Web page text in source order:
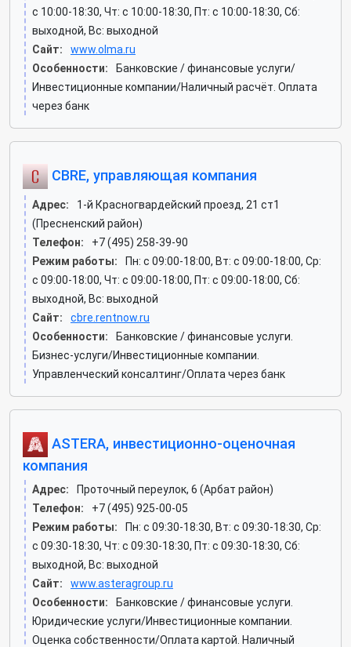
c 10:00-18:30, Чт: c 10:00-18:30, Пт: c 10:00-18:30, Сб:
выходной, Вс: выходной
Сайт:
www.olma.ru
Особенности:
Банковские / финансовые услуги/
Инвестиционные компании/Наличный расчёт. Оплата
через банк
CBRE, управляющая компания
Адрес:
1-й Красногвардейский проезд, 21 ст1
(Пресненский район)
Телефон:
+7 (495) 258-39-90
Режим работы:
Пн: c 09:00-18:00, Вт: c 09:00-18:00, Ср:
c 09:00-18:00, Чт: c 09:00-18:00, Пт: c 09:00-18:00, Сб:
выходной, Вс: выходной
Сайт:
cbre.rentnow.ru
Особенности:
Банковские / финансовые услуги.
Бизнес-услуги/Инвестиционные компании.
Управленческий консалтинг/Оплата через банк
ASTERA, инвестиционно-оценочная
компания
Адрес:
Проточный переулок, 6 (Арбат район)
Телефон:
+7 (495) 925-00-05
Режим работы:
Пн: c 09:30-18:30, Вт: c 09:30-18:30, Ср:
c 09:30-18:30, Чт: c 09:30-18:30, Пт: c 09:30-18:30, Сб:
выходной, Вс: выходной
Сайт:
www.asteragroup.ru
Особенности:
Банковские / финансовые услуги.
Юридические услуги/Инвестиционные компании.
Оценка собственности/Оплата картой. Наличный